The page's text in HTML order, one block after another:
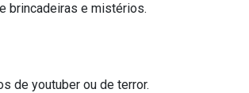
brincadeiras e mistérios.
de youtuber ou de terror.